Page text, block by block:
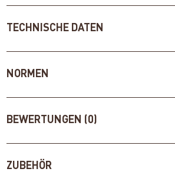
TECHNISCHE DATEN
NORMEN
BEWERTUNGEN (0)
ZUBEHÖR